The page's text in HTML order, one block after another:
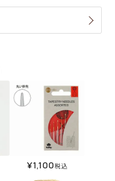
¥1,100税込